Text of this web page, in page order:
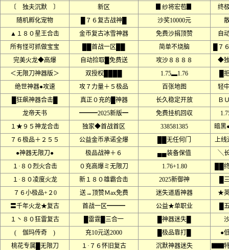
〔 独夫沉默 〕
新区 ▊纱将宏苞▊
终
随机孵化宠物
█７６复古战神█ 沙奖10000元
▲１８０星王合击
金币复古冰雪神器 免费沙捐顶赞
自
所有怪可抓做宝宝
██首战一区██ 简单不烧脑
█７
完美火龙◆高爆
自动捡取█免费送 攻沙８８８８
◆
＜无限刀神器版＞
双授权████ 1.75▂1.76
█
绝世神器●攻速
攻７力量＋５极品 百张地图
轻
█狂飙神器合击█
真正０充的█神器 长久稳定开放
Ｂ
龙帝天书
━━━2025新版━ 免费挂机回収
１★９５神龙合击
独家◆首战首区 338581385
暗黑
７６极品＋２５５
公益金币承诺全爆 ██无任何门
上线
●神器无限刀●
极品战神＋６ ▄▄装备保值
╲
１·８０烈火合击
０充高爆ミ无限刀 1.76+1.80
██
１·８０凌度火龙
新１８０雄霸合击 2025新御神
█
７６小极品+２0
送→顶赞Ｍax免费 迷失道盾神器
★
〓千年火龙★复古
首战一区━━━ 公益★单职业
█
１丶８０狂雷复古
█雷霆█三合一 █神器迷失█
( 伽玛传奇 )
充10元送2000 █极品靠打█
●
桃花专属█无限刀
１·７６怀旧复古 沉默神器迷失
▇▇